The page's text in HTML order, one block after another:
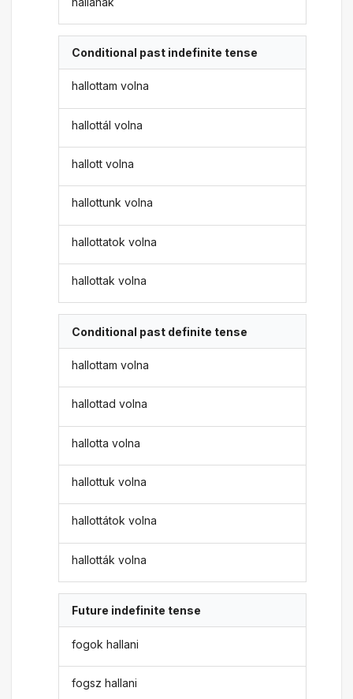
Conditional past indefinite tense
hallottam volna
hallottál volna
hallott volna
hallottunk volna
hallottatok volna
hallottak volna
Conditional past definite tense
hallottam volna
hallottad volna
hallotta volna
hallottuk volna
hallottátok volna
hallották volna
Future indefinite tense
fogok hallani
fogsz hallani